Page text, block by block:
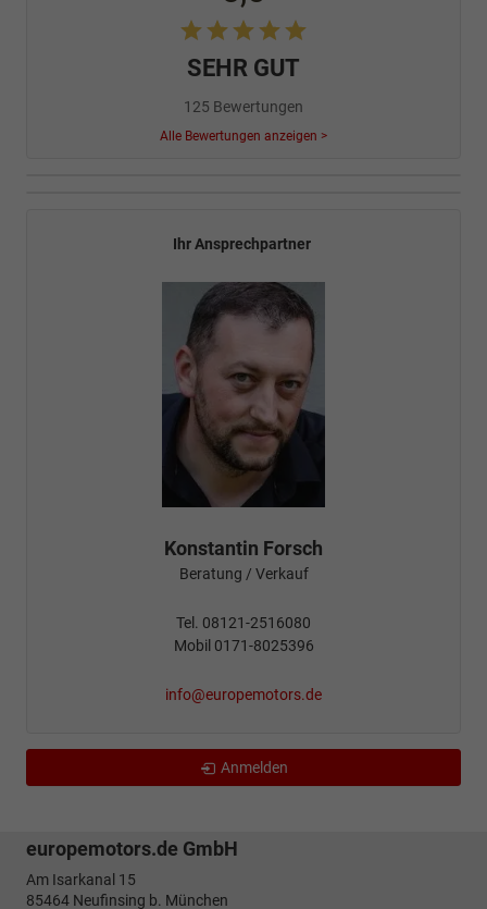
SEHR GUT
125 Bewertungen
Alle Bewertungen anzeigen >
Ihr Ansprechpartner
Konstantin Forsch
Beratung / Verkauf
Tel. 08121-2516080
Mobil 0171-8025396
info@europemotors.de
Anmelden
europemotors.de GmbH
Am Isarkanal 15
85464 Neufinsing b. München